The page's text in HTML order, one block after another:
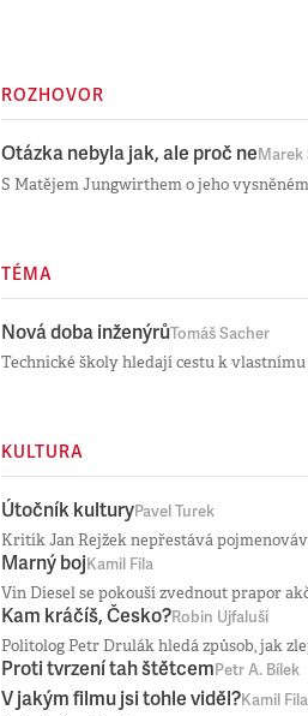
ROZHOVOR
Otázka nebyla jak, ale proč neMarek
S Matějem Jungwirthem o jeho
TÉMA
Nová doba inženýrůTomáš Sacher
Technické školy hledají cestu k
KULTURA
Útočník kulturyPavel Turek
Kritik Jan Rejžek nepřestává
Marný bojKamil Fila
Vin Diesel se pokouší zvednout prapor
Kam kráčíš, Česko?Robin Ujfaluši
Politolog Petr Drulák hledá způsob, jak
Proti tvrzení tah štětcemPetr A. Bílek
V jakým filmu jsi tohle viděl?Kamil Fila